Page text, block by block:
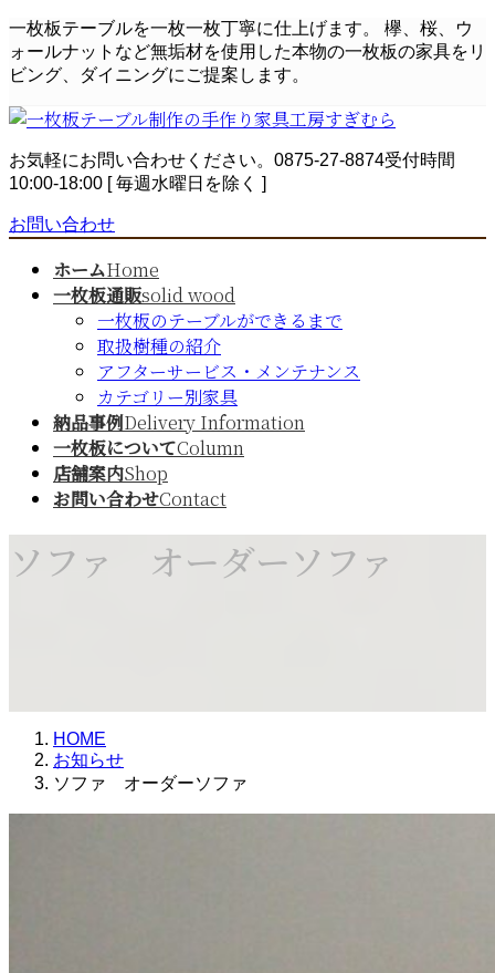
コ
ン
テ
ツ
ス
キ
ッ
プ
ナ
ビ
ゲ
シ
ン
に
移
動
一枚板テーブルを一枚一枚丁寧に仕上げます。 欅、桜、ウ
ォールナットなど無垢材を使用した本物の一枚板の家具をリ
ビング、ダイニングにご提案します。
お気軽にお問い合わせください。 0875-27-8874受付時間
10:00-18:00 [ 毎週水曜日を除く ]
お問い合わせ
ホームHome
一枚板通販solid wood
一枚板のテーブルができるまで
取扱樹種の紹介
アフターサービス・メンテナンス
カテゴリー別家具
納品事例Delivery Information
一枚板についてColumn
店舗案内Shop
お問い合わせContact
ソファ オーダーソファ
HOME
お知らせ
ソファ オーダーソファ